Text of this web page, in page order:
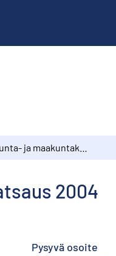
2004
Pysyvä osoite